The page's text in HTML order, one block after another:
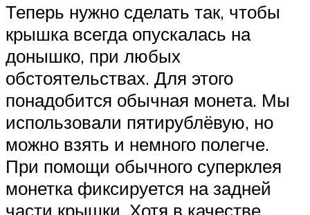
Теперь нужно сделать так, чтобы
крышка всегда опускалась на
донышко, при любых
обстоятельствах. Для этого
понадобится обычная монета. Мы
использовали пятирублёвую, но
можно взять и немного полегче.
При помощи обычного суперклея
монетка фиксируется на задней
части крышки. Хотя в качестве